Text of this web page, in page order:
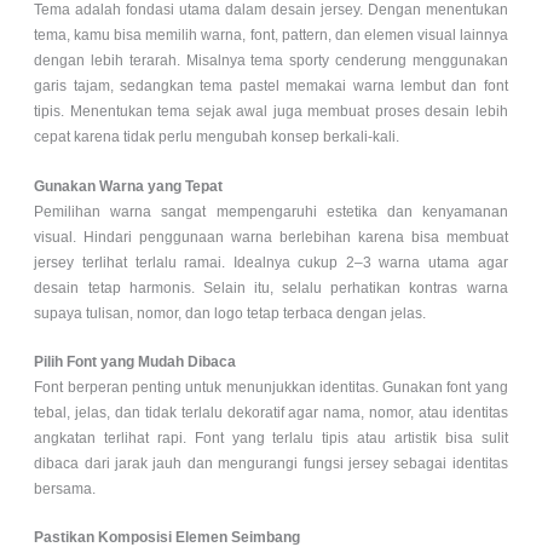
Tema adalah fondasi utama dalam desain jersey. Dengan menentukan
tema, kamu bisa memilih warna, font, pattern, dan elemen visual lainnya
dengan lebih terarah. Misalnya tema sporty cenderung menggunakan
garis tajam, sedangkan tema pastel memakai warna lembut dan font
tipis. Menentukan tema sejak awal juga membuat proses desain lebih
cepat karena tidak perlu mengubah konsep berkali-kali.
Gunakan Warna yang Tepat
Pemilihan warna sangat mempengaruhi estetika dan kenyamanan
visual. Hindari penggunaan warna berlebihan karena bisa membuat
jersey terlihat terlalu ramai. Idealnya cukup 2–3 warna utama agar
desain tetap harmonis. Selain itu, selalu perhatikan kontras warna
supaya tulisan, nomor, dan logo tetap terbaca dengan jelas.
Pilih Font yang Mudah Dibaca
Font berperan penting untuk menunjukkan identitas. Gunakan font yang
tebal, jelas, dan tidak terlalu dekoratif agar nama, nomor, atau identitas
angkatan terlihat rapi. Font yang terlalu tipis atau artistik bisa sulit
dibaca dari jarak jauh dan mengurangi fungsi jersey sebagai identitas
bersama.
Pastikan Komposisi Elemen Seimbang